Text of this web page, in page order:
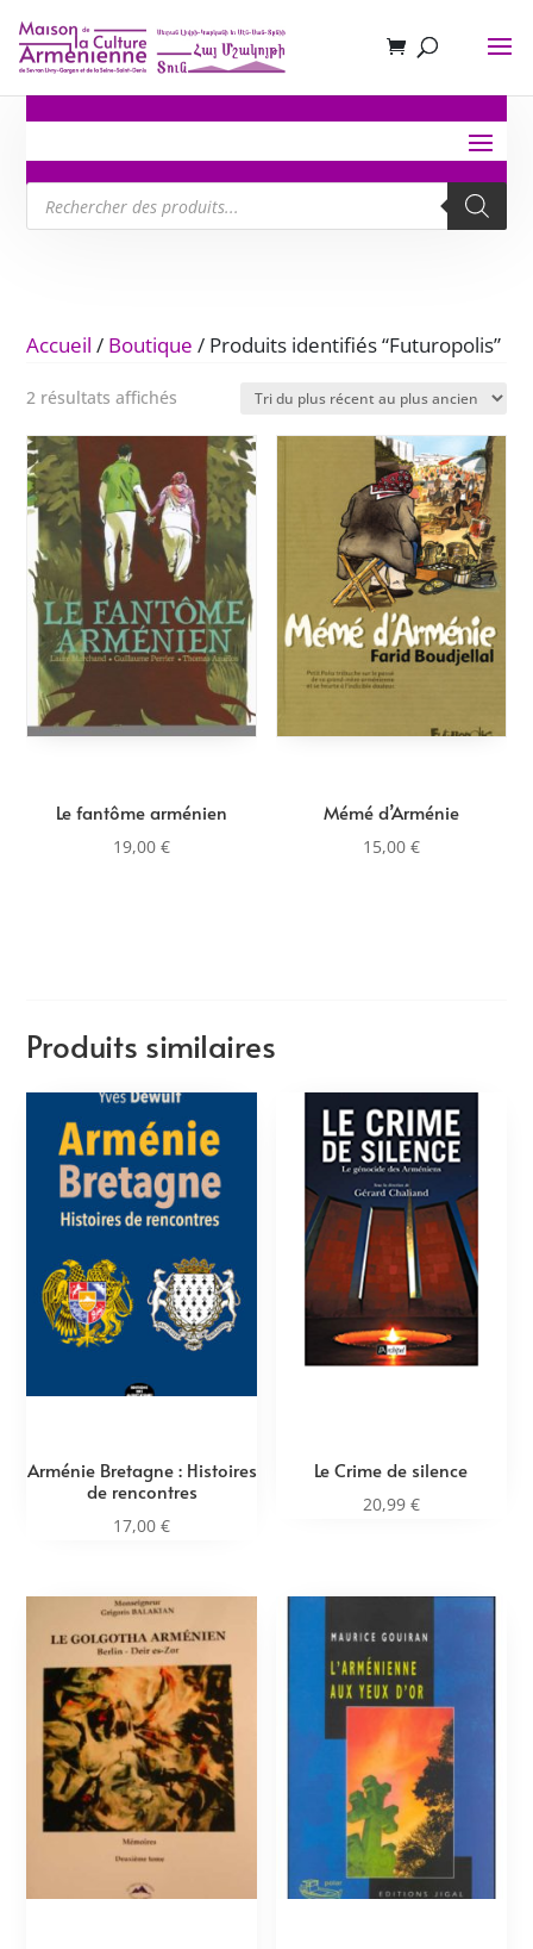
Recherche
de
produits
Accueil / Boutique / Produits identifiés “Futuropolis”
2 résultats affichés
plus
récent
au
plus
ancien
Le fantôme arménien
19,00€
Mémé d’Arménie
15,00 €
Produits similaires
Arménie Bretagne : Histoires
de rencontres
17,00€
Le Crime de silence
20,99 €